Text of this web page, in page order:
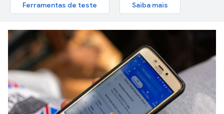
Ferramentas de teste Saiba mais